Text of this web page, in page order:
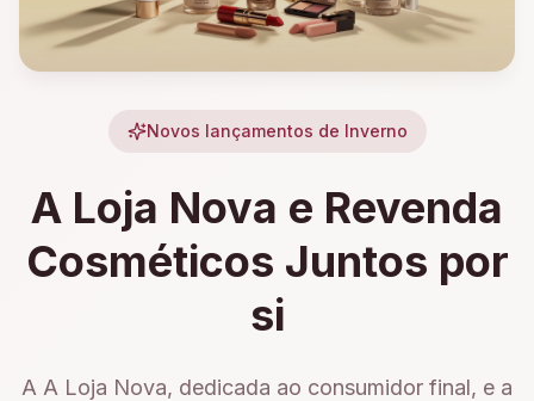
Novos lançamentos de Inverno
A Loja Nova e Revenda
Cosméticos Juntos por
si
A A Loja Nova, dedicada ao consumidor final, e a